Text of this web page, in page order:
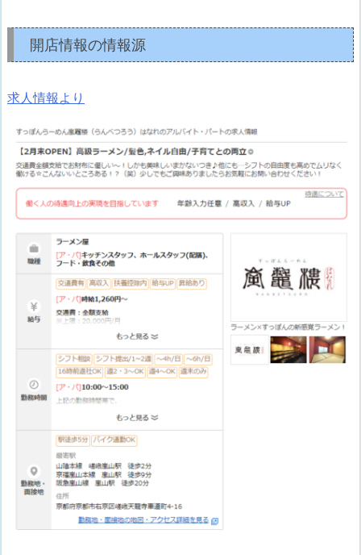
開店情報の情報源
求人情報より